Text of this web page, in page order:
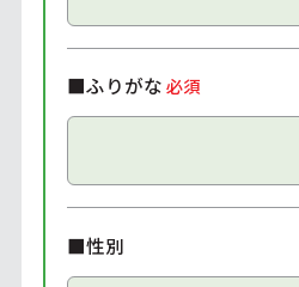
■ふりがな必須
■性別